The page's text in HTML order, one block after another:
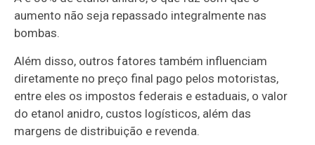
aumento não seja repassado integralmente nas
bombas.
Além disso, outros fatores também influenciam
diretamente no preço final pago pelos motoristas,
entre eles os impostos federais e estaduais, o valor
do etanol anidro, custos logísticos, além das
margens de distribuição e revenda.